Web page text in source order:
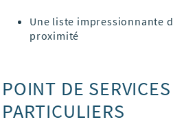
Une liste impressionnante
proximité
POINT DE
PARTICULIERS